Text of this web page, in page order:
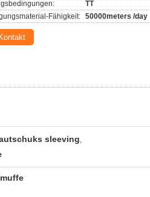
TT
Fähigkeit: 50000meters /day
Kontakt
sleeving,